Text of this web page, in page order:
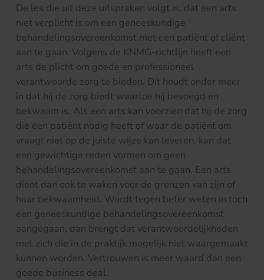
De les die uit deze uitspraken volgt is, dat een arts
niet verplicht is om een geneeskundige
behandelingsovereenkomst met een patiënt of cliënt
aan te gaan. Volgens de KNMG-richtlijn heeft een
arts de plicht om goede en professioneel
verantwoorde zorg te bieden. Dit houdt onder meer
in dat hij de zorg biedt waartoe hij bevoegd en
bekwaam is. Als een arts kan voorzien dat hij de zorg
die een patiënt nodig heeft of waar de patiënt om
vraagt niet op de juiste wijze kan leveren, kan dat
een gewichtige reden vormen om geen
behandelingsovereenkomst aan te gaan. Een arts
dient dan ook te waken voor de grenzen van zijn of
haar bekwaamheid. Wordt tegen beter weten in toch
een geneeskundige behandelingsovereenkomst
aangegaan, dan brengt dat verantwoordelijkheden
met zich die in de praktijk mogelijk niet waargemaakt
kunnen worden. Vertrouwen is meer waard dan een
goede business deal.